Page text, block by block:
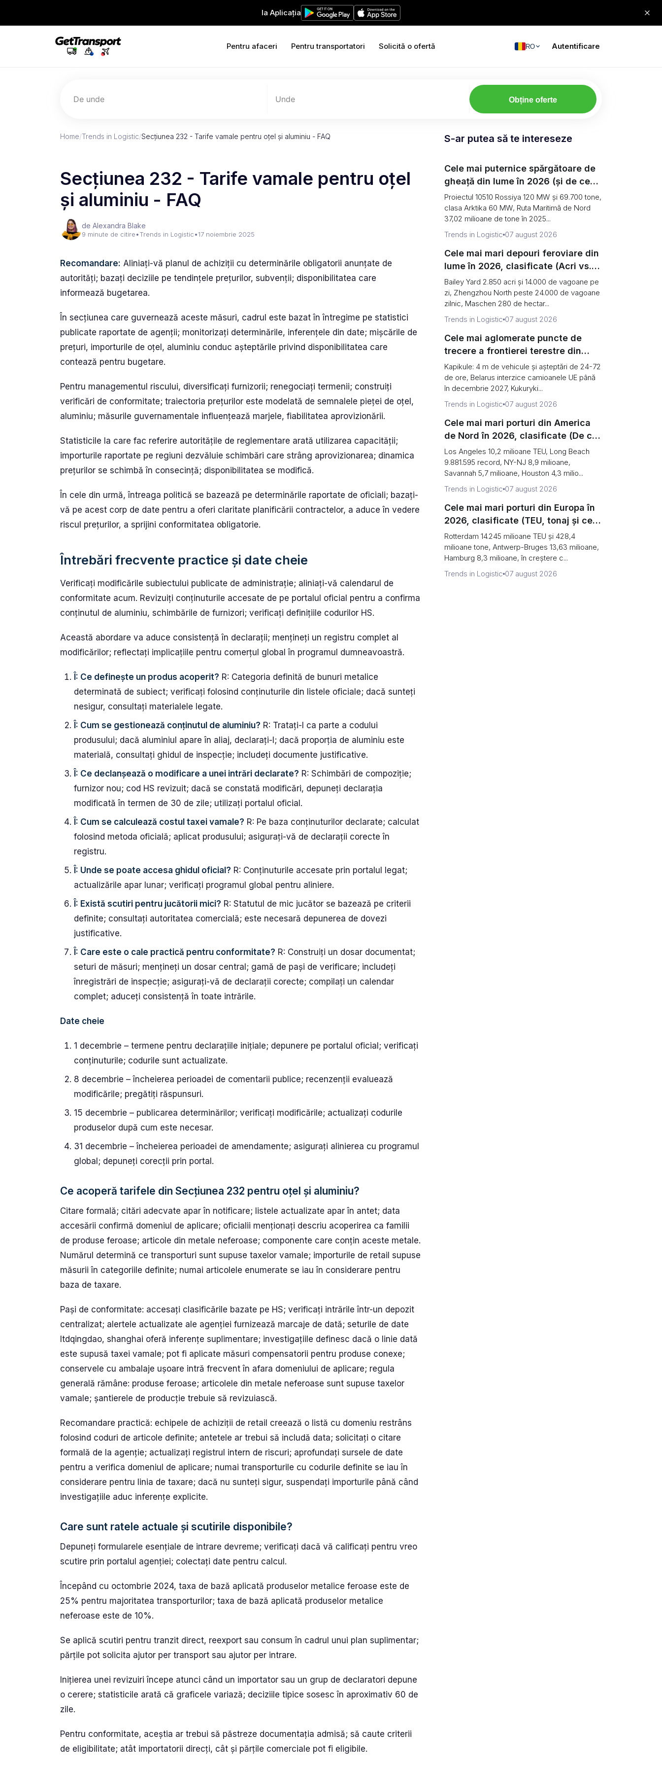
Ia Aplicația
Pentru afaceri Pentru transportatori Solicită o ofertă RO Autentificare
De unde Unde Obține oferte
Home/Trends in Logistic/Secțiunea 232 - Tarife vamale pentru oțel și aluminiu - FAQ
Secțiunea 232 - Tarife vamale pentru oțel
și aluminiu - FAQ
de Alexandra Blake
9 minute de citire•Trends in Logistic•17 noiembrie 2025
Recomandare: Aliniați-vă planul de achiziții cu determinările obligatorii anunțate de
autorități; bazați deciziile pe tendințele prețurilor, subvenții; disponibilitatea care
informează bugetarea.
În secțiunea care guvernează aceste măsuri, cadrul este bazat în întregime pe statistici
publicate raportate de agenții; monitorizați determinările, inferențele din date; mișcările de
prețuri, importurile de oțel, aluminiu conduc așteptările privind disponibilitatea care
contează pentru bugetare.
Pentru managementul riscului, diversificați furnizorii; renegociați termenii; construiți
verificări de conformitate; traiectoria prețurilor este modelată de semnalele pieței de oțel,
aluminiu; măsurile guvernamentale influențează marjele, fiabilitatea aprovizionării.
Statisticile la care fac referire autoritățile de reglementare arată utilizarea capacității;
importurile raportate pe regiuni dezvăluie schimbări care strâng aprovizionarea; dinamica
prețurilor se schimbă în consecință; disponibilitatea se modifică.
În cele din urmă, întreaga politică se bazează pe determinările raportate de oficiali; bazați-
vă pe acest corp de date pentru a oferi claritate planificării contractelor, a aduce în vedere
riscul prețurilor, a sprijini conformitatea obligatorie.
Întrebări frecvente practice și date cheie
Verificați modificările subiectului publicate de administrație; aliniați-vă calendarul de
conformitate acum. Revizuiți conținuturile accesate de pe portalul oficial pentru a confirma
conținutul de aluminiu, schimbările de furnizori; verificați definițiile codurilor HS.
Această abordare va aduce consistență în declarații; mențineți un registru complet al
modificărilor; reflectați implicațiile pentru comerțul global în programul dumneavoastră.
Î: Ce definește un produs acoperit? R: Categoria definită de bunuri metalice
determinată de subiect; verificați folosind conținuturile din listele oficiale; dacă sunteți
nesigur, consultați materialele legate.
Î: Cum se gestionează conținutul de aluminiu? R: Tratați-l ca parte a codului
produsului; dacă aluminiul apare în aliaj, declarați-l; dacă proporția de aluminiu este
materială, consultați ghidul de inspecție; includeți documente justificative.
Î: Ce declanșează o modificare a unei intrări declarate? R: Schimbări de compoziție;
furnizor nou; cod HS revizuit; dacă se constată modificări, depuneți declarația
modificată în termen de 30 de zile; utilizați portalul oficial.
Î: Cum se calculează costul taxei vamale? R: Pe baza conținuturilor declarate; calculat
folosind metoda oficială; aplicat produsului; asigurați-vă de declarații corecte în
registru.
Î: Unde se poate accesa ghidul oficial? R: Conținuturile accesate prin portalul legat;
actualizările apar lunar; verificați programul global pentru aliniere.
Î: Există scutiri pentru jucătorii mici? R: Statutul de mic jucător se bazează pe criterii
definite; consultați autoritatea comercială; este necesară depunerea de dovezi
justificative.
Î: Care este o cale practică pentru conformitate? R: Construiți un dosar documentat;
seturi de măsuri; mențineți un dosar central; gamă de pași de verificare; includeți
înregistrări de inspecție; asigurați-vă de declarații corecte; compilați un calendar
complet; aduceți consistență în toate intrările.
Date cheie
1 decembrie – termene pentru declarațiile inițiale; depunere pe portalul oficial; verificați
conținuturile; codurile sunt actualizate.
8 decembrie – încheierea perioadei de comentarii publice; recenzenții evaluează
modificările; pregătiți răspunsuri.
15 decembrie – publicarea determinărilor; verificați modificările; actualizați codurile
produselor după cum este necesar.
31 decembrie – încheierea perioadei de amendamente; asigurați alinierea cu programul
global; depuneți corecții prin portal.
Ce acoperă tarifele din Secțiunea 232 pentru oțel și aluminiu?
Citare formală; citări adecvate apar în notificare; listele actualizate apar în antet; data
accesării confirmă domeniul de aplicare; oficialii menționați descriu acoperirea ca familii
de produse feroase; articole din metale neferoase; componente care conțin aceste metale.
Numărul determină ce transporturi sunt supuse taxelor vamale; importurile de retail supuse
măsurii în categoriile definite; numai articolele enumerate se iau în considerare pentru
baza de taxare.
Pași de conformitate: accesați clasificările bazate pe HS; verificați intrările într-un depozit
centralizat; alertele actualizate ale agenției furnizează marcaje de dată; seturile de date
ltdqingdao, shanghai oferă inferențe suplimentare; investigațiile definesc dacă o linie dată
este supusă taxei vamale; pot fi aplicate măsuri compensatorii pentru produse conexe;
conservele cu ambalaje ușoare intră frecvent în afara domeniului de aplicare; regula
generală rămâne: produse feroase; articolele din metale neferoase sunt supuse taxelor
vamale; șantierele de producție trebuie să revizuiască.
Recomandare practică: echipele de achiziții de retail creează o listă cu domeniu restrâns
folosind coduri de articole definite; antetele ar trebui să includă data; solicitați o citare
formală de la agenție; actualizați registrul intern de riscuri; aprofundați sursele de date
pentru a verifica domeniul de aplicare; numai transporturile cu codurile definite se iau în
considerare pentru linia de taxare; dacă nu sunteți sigur, suspendați importurile până când
investigațiile aduc inferențe explicite.
Care sunt ratele actuale și scutirile disponibile?
Depuneți formularele esențiale de intrare devreme; verificați dacă vă calificați pentru vreo
scutire prin portalul agenției; colectați date pentru calcul.
Începând cu octombrie 2024, taxa de bază aplicată produselor metalice feroase este de
25% pentru majoritatea transporturilor; taxa de bază aplicată produselor metalice
neferoase este de 10%.
Se aplică scutiri pentru tranzit direct, reexport sau consum în cadrul unui plan suplimentar;
părțile pot solicita ajutor per transport sau ajutor per intrare.
Inițierea unei revizuiri începe atunci când un importator sau un grup de declaratori depune
o cerere; statisticile arată că graficele variază; deciziile tipice sosesc în aproximativ 60 de
zile.
Pentru conformitate, aceștia ar trebui să păstreze documentația admisă; să caute criterii
de eligibilitate; atât importatorii direcți, cât și părțile comerciale pot fi eligibile.
S-ar putea să te intereseze
Cele mai puternice spărgătoare de
gheață din lume în 2026 (și de ce
transportul de marfă arctică
continuă să scadă)
Proiectul 10510 Rossiya 120 MW și 69.700 tone,
clasa Arktika 60 MW, Ruta Maritimă de Nord
37,02 milioane de tone în 2025...
Trends in Logistic 07 august 2026
Cele mai mari depouri feroviare din
lume în 2026, clasificate (Acri vs.
vagoane pe zi)
Bailey Yard 2.850 acri și 14.000 de vagoane pe
zi, Zhengzhou North peste 24.000 de vagoane
zilnic, Maschen 280 de hectar...
Trends in Logistic 07 august 2026
Cele mai aglomerate puncte de
trecere a frontierei terestre din
Europa în 2026 (și de ce granița de
est s-a redus la o singură poartă)
Kapikule: 4 m de vehicule și așteptări de 24-72
de ore, Belarus interzice camioanele UE până
în decembrie 2027, Kukuryki...
Trends in Logistic 07 august 2026
Cele mai mari porturi din America
de Nord în 2026, clasificate (De ce
primele două sunt de fapt un singur
port)
Los Angeles 10,2 milioane TEU, Long Beach
9.881.595 record, NY-NJ 8,9 milioane,
Savannah 5,7 milioane, Houston 4,3 milio...
Trends in Logistic 07 august 2026
Cele mai mari porturi din Europa în
2026, clasificate (TEU, tonaj și ce
ascunde fiecare număr)
Rotterdam 14.245 milioane TEU și 428,4
milioane tone, Antwerp-Bruges 13,63 milioane,
Hamburg 8,3 milioane, în creștere c...
Trends in Logistic 07 august 2026